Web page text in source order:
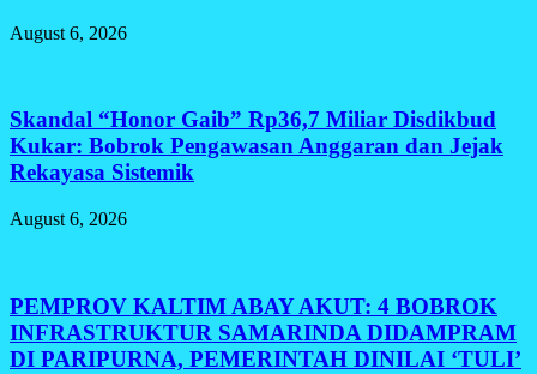
August 6, 2026
Skandal “Honor Gaib” Rp36,7 Miliar Disdikbud
Kukar: Bobrok Pengawasan Anggaran dan Jejak
Rekayasa Sistemik
August 6, 2026
PEMPROV KALTIM ABAY AKUT: 4 BOBROK
INFRASTRUKTUR SAMARINDA DIDAMPRAM
DI PARIPURNA, PEMERINTAH DINILAI ‘TULI’